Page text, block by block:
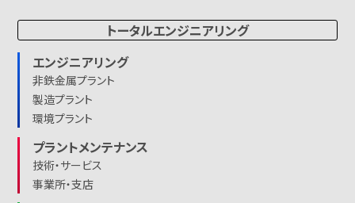
トータルエンジニアリング
エンジニアリング
非鉄金属プラント
製造プラント
環境プラント
プラントメンテナンス
技術・サービス
事業所・支店